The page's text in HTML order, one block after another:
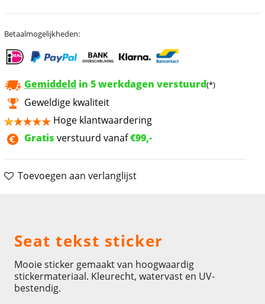
Betaalmogelijkheden:
Gemiddeld in 5 werkdagen verstuurd(*)
Geweldige kwaliteit
Hoge klantwaardering
Gratis verstuurd vanaf€99,-
Toevoegen aan verlanglijst
Seat tekst sticker
Mooie sticker gemaakt van hoogwaardig
stickermateriaal. Kleurecht, watervast en UV-
bestendig.